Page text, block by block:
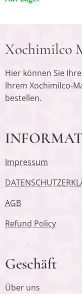
Xochimilco
Hier können Sie
Ihrem Xochimilco-
bestellen.
Impressum
AGB
Refund Policy
Geschäft
Über uns